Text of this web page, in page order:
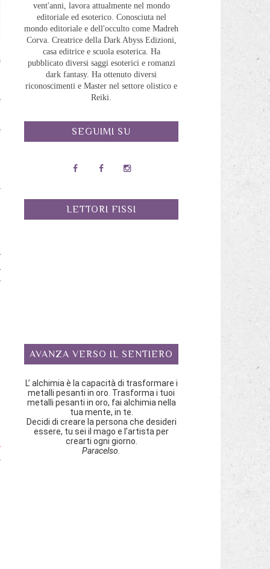
vent'anni, lavora attualmente nel mondo
editoriale ed esoterico. Conosciuta nel
mondo editoriale e dell'occulto come Madreh
Corva. Creatrice della Dark Abyss Edizioni,
casa editrice e scuola esoterica. Ha
pubblicato diversi saggi esoterici e romanzi
dark fantasy. Ha ottenuto diversi
riconoscimenti e Master nel settore olistico e
Reiki.
SEGUIMI SU
LETTORI FISSI
AVANZA VERSO IL SENTIERO
L’ alchimia è la capacità di trasformare i
metalli pesanti in oro. Trasforma i tuoi
metalli pesanti in oro, fai alchimia nella
tua mente, in te.
Decidi di creare la persona che desideri
essere, tu sei il mago e l’artista per
crearti ogni giorno.
Paracelso.